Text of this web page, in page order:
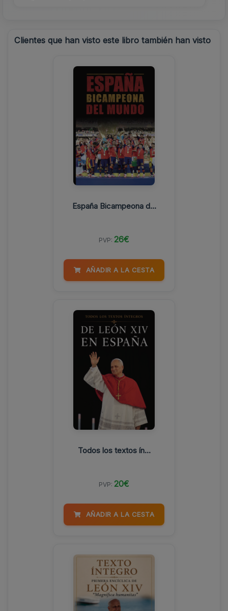
Clientes que han visto este libro también han visto
España Bicampeona d...
PVP: 26€
AÑADIR A LA CESTA
Todos los textos ín...
PVP: 20€
AÑADIR A LA CESTA